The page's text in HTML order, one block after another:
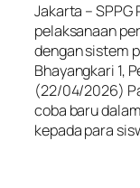
Jakarta –
pelaksanaan
dengan sistem
Bhayangkari 1,
(22/04/2026)
coba baru
kepada para